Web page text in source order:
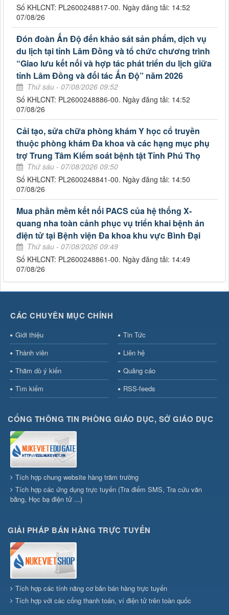
Số KHLCNT: PL2600248817-00. Ngày đăng tải: 14:52
07/08/26
Đón đoàn Ấn Độ đến khảo sát sản phẩm, dịch vụ
du lịch tại tỉnh Lâm Đồng và tổ chức chương trình
“Giao lưu kết nối và hợp tác phát triển du lịch giữa
tỉnh Lâm Đồng và đối tác Ấn Độ” năm 2026
Thứ sáu - 07/08/2026 09:52
Số KHLCNT: PL2600248886-00. Ngày đăng tải: 14:52
07/08/26
Cải tạo, sửa chữa phòng khám Y học cổ truyền
thuộc phòng khám Đa khoa và các hạng mục phụ
trợ Trung Tâm Kiểm soát bệnh tật Tỉnh Phú Thọ
Thứ sáu - 07/08/2026 09:50
Số KHLCNT: PL2600248841-00. Ngày đăng tải: 14:50
07/08/26
Mua phần mềm kết nối PACS của hệ thống X-
quang nha toàn cảnh phục vụ triển khai bệnh án
điện tử tại Bệnh viện Đa khoa khu vực Bình Đại
Thứ sáu - 07/08/2026 09:49
Số KHLCNT: PL2600248861-00. Ngày đăng tải: 14:49
07/08/26
CÁC CHUYÊN MỤC CHÍNH
Giới thiệu
Tin Tức
Thành viên
Liên hệ
Thăm dò ý kiến
Quảng cáo
Tìm kiếm
RSS-feeds
CỔNG THÔNG TIN PHÒNG GIÁO DỤC, SỞ GIÁO DỤC
Tích hợp chung website hàng trăm trường
Tích hợp các ứng dụng trực tuyến (Tra điểm SMS, Tra cứu văn
bằng, Học bạ điện tử ...)
GIẢI PHÁP BÁN HÀNG TRỰC TUYẾN
Tích hợp các tính năng cơ bản bán hàng trực tuyến
Tích hợp với các cổng thanh toán, ví điện tử trên toàn quốc